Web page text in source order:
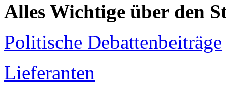
Alles Wichtige über den
Politische Debattenbeiträge
Lieferanten